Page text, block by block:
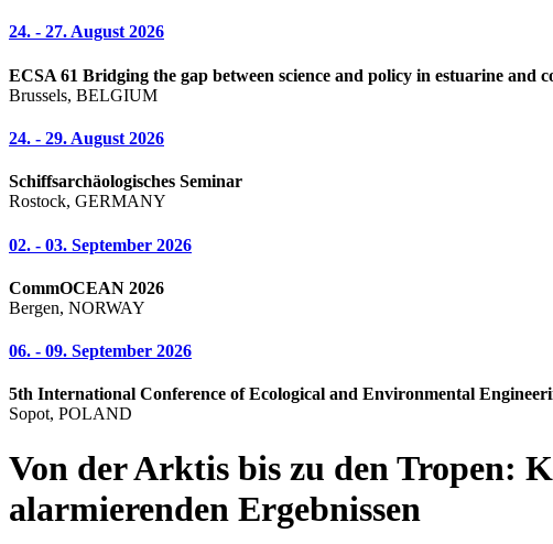
24. - 27. August 2026
ECSA 61 Bridging the gap between science and policy in estuarine and
Brussels, BELGIUM
24. - 29. August 2026
Schiffsarchäologisches Seminar
Rostock, GERMANY
02. - 03. September 2026
CommOCEAN 2026
Bergen, NORWAY
06. - 09. September 2026
5th International Conference of Ecological and Environmental
Sopot, POLAND
Von der Arktis bis zu den Tropen:
alarmierenden Ergebnissen